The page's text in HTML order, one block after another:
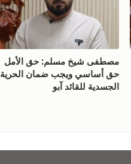
مصطفى شيخ مسلم: حق الأمل
حق أساسي ويجب ضمان الحرية
الجسدية للقائد آبو